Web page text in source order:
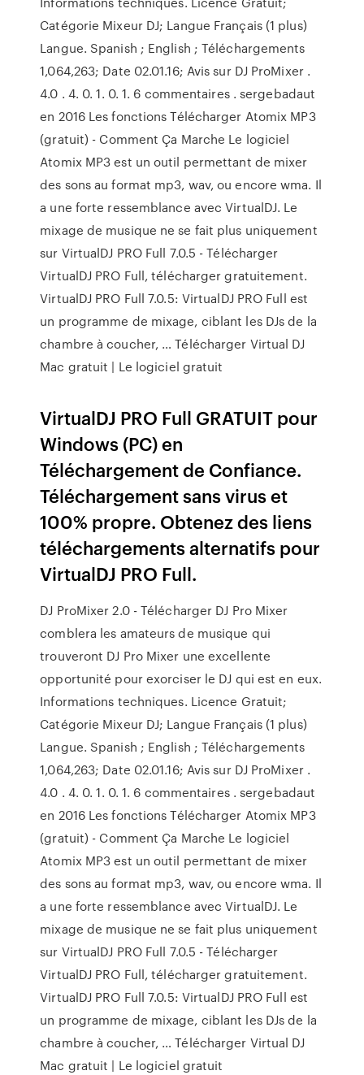
Catégorie Mixeur DJ; Langue Français (1 plus)
Langue. Spanish ; English ; Téléchargements
1,064,263; Date 02.01.16; Avis sur DJ ProMixer .
4.0 . 4. 0. 1. 0. 1. 6 commentaires . sergebadaut
en 2016 Les fonctions Télécharger Atomix MP3
(gratuit) - Comment Ça Marche Le logiciel
Atomix MP3 est un outil permettant de mixer
des sons au format mp3, wav, ou encore wma. Il
a une forte ressemblance avec VirtualDJ. Le
mixage de musique ne se fait plus uniquement
sur VirtualDJ PRO Full 7.0.5 - Télécharger
VirtualDJ PRO Full, télécharger gratuitement.
VirtualDJ PRO Full 7.0.5: VirtualDJ PRO Full est
un programme de mixage, ciblant les DJs de la
chambre à coucher, … Télécharger Virtual DJ
Mac gratuit | Le logiciel gratuit
VirtualDJ PRO Full GRATUIT pour
Windows (PC) en
Téléchargement de Confiance.
Téléchargement sans virus et
100% propre. Obtenez des liens
téléchargements alternatifs pour
VirtualDJ PRO Full.
DJ ProMixer 2.0 - Télécharger DJ Pro Mixer
comblera les amateurs de musique qui
trouveront DJ Pro Mixer une excellente
opportunité pour exorciser le DJ qui est en eux.
Informations techniques. Licence Gratuit;
Catégorie Mixeur DJ; Langue Français (1 plus)
Langue. Spanish ; English ; Téléchargements
1,064,263; Date 02.01.16; Avis sur DJ ProMixer .
4.0 . 4. 0. 1. 0. 1. 6 commentaires . sergebadaut
en 2016 Les fonctions Télécharger Atomix MP3
(gratuit) - Comment Ça Marche Le logiciel
Atomix MP3 est un outil permettant de mixer
des sons au format mp3, wav, ou encore wma. Il
a une forte ressemblance avec VirtualDJ. Le
mixage de musique ne se fait plus uniquement
sur VirtualDJ PRO Full 7.0.5 - Télécharger
VirtualDJ PRO Full, télécharger gratuitement.
VirtualDJ PRO Full 7.0.5: VirtualDJ PRO Full est
un programme de mixage, ciblant les DJs de la
chambre à coucher, … Télécharger Virtual DJ
Mac gratuit | Le logiciel gratuit